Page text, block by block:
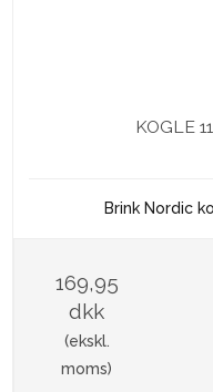
KOGLE
Brink Nordic
169,95
dkk
(ekskl.
moms)